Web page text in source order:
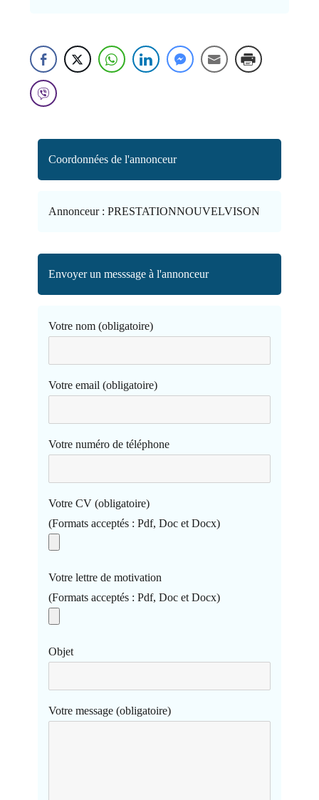
Coordonnées de l'annonceur
Annonceur : PRESTATIONNOUVELVISON
Envoyer un messsage à l'annonceur
Votre nom (obligatoire)
Votre email (obligatoire)
Votre numéro de téléphone
Votre CV (obligatoire)
(Formats acceptés : Pdf, Doc et Docx)
Votre lettre de motivation
(Formats acceptés : Pdf, Doc et Docx)
Objet
Votre message (obligatoire)